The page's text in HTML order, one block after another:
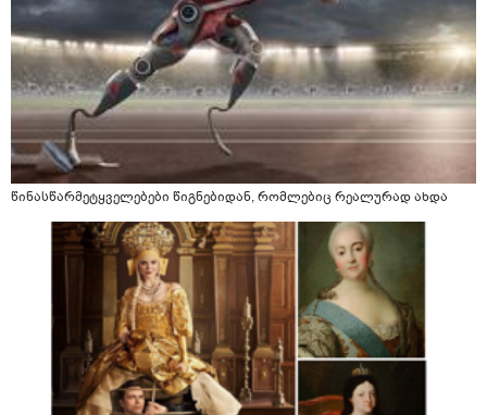
წინასწარმეტყველებები წიგნებიდან, რომლებიც რეალურად ახდა